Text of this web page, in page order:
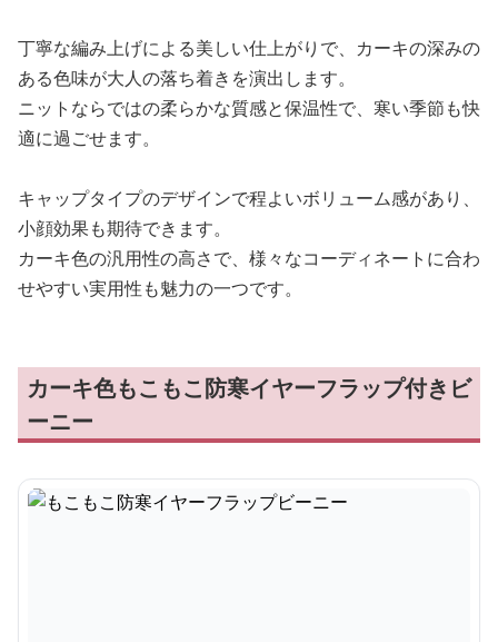
丁寧な編み上げによる美しい仕上がりで、カーキの深みの
ある色味が大人の落ち着きを演出します。
ニットならではの柔らかな質感と保温性で、寒い季節も快
適に過ごせます。
キャップタイプのデザインで程よいボリューム感があり、
小顔効果も期待できます。
カーキ色の汎用性の高さで、様々なコーディネートに合わ
せやすい実用性も魅力の一つです。
カーキ色もこもこ防寒イヤーフラップ付きビ
ーニー